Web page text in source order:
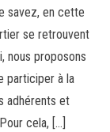
savez, en cette
se retrouvent
nous proposons
participer à la
adhérents et
cela, […]